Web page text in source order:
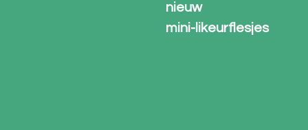
nieuw
mini-likeurflesjes